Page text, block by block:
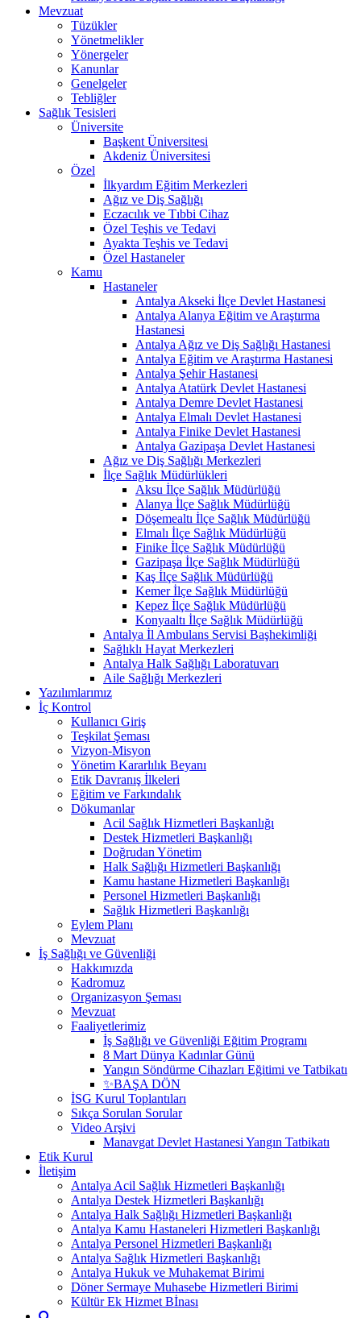
Mevzuat
Tüzükler
Yönetmelikler
Yönergeler
Kanunlar
Genelgeler
Tebliğler
Sağlık Tesisleri
Üniversite
Başkent Üniversitesi
Akdeniz Üniversitesi
Özel
İlkyardım Eğitim Merkezleri
Ağız ve Diş Sağlığı
Eczacılık ve Tıbbi Cihaz
Özel Teşhis ve Tedavi
Ayakta Teşhis ve Tedavi
Özel Hastaneler
Kamu
Hastaneler
Antalya Akseki İlçe Devlet Hastanesi
Antalya Alanya Eğitim ve Araştırma
Hastanesi
Antalya Ağız ve Diş Sağlığı Hastanesi
Antalya Eğitim ve Araştırma Hastanesi
Antalya Şehir Hastanesi
Antalya Atatürk Devlet Hastanesi
Antalya Demre Devlet Hastanesi
Antalya Elmalı Devlet Hastanesi
Antalya Finike Devlet Hastanesi
Antalya Gazipaşa Devlet Hastanesi
Ağız ve Diş Sağlığı Merkezleri
İlçe Sağlık Müdürlükleri
Aksu İlçe Sağlık Müdürlüğü
Alanya İlçe Sağlık Müdürlüğü
Döşemealtı İlçe Sağlık Müdürlüğü
Elmalı İlçe Sağlık Müdürlüğü
Finike İlçe Sağlık Müdürlüğü
Gazipaşa İlçe Sağlık Müdürlüğü
Kaş İlçe Sağlık Müdürlüğü
Kemer İlçe Sağlık Müdürlüğü
Kepez İlçe Sağlık Müdürlüğü
Konyaaltı İlçe Sağlık Müdürlüğü
Antalya İl Ambulans Servisi Başhekimliği
Sağlıklı Hayat Merkezleri
Antalya Halk Sağlığı Laboratuvarı
Aile Sağlığı Merkezleri
Yazılımlarımız
İç Kontrol
Kullanıcı Giriş
Teşkilat Şeması
Vizyon-Misyon
Yönetim Kararlılık Beyanı
Etik Davranış İlkeleri
Eğitim ve Farkındalık
Dökumanlar
Acil Sağlık Hizmetleri Başkanlığı
Destek Hizmetleri Başkanlığı
Doğrudan Yönetim
Halk Sağlığı Hizmetleri Başkanlığı
Kamu hastane Hizmetleri Başkanlığı
Personel Hizmetleri Başkanlığı
Sağlık Hizmetleri Başkanlığı
Eylem Planı
Mevzuat
İş Sağlığı ve Güvenliği
Hakkımızda
Kadromuz
Organizasyon Şeması
Mevzuat
Faaliyetlerimiz
İş Sağlığı ve Güvenliği Eğitim Programı
8 Mart Dünya Kadınlar Günü
Yangın Söndürme Cihazları Eğitimi ve Tatbikatı
✨BAŞA DÖN
İSG Kurul Toplantıları
Sıkça Sorulan Sorular
Video Arşivi
Manavgat Devlet Hastanesi Yangın Tatbikatı
Etik Kurul
İletişim
Antalya Acil Sağlık Hizmetleri Başkanlığı
Antalya Destek Hizmetleri Başkanlığı
Antalya Halk Sağlığı Hizmetleri Başkanlığı
Antalya Kamu Hastaneleri Hizmetleri Başkanlığı
Antalya Personel Hizmetleri Başkanlığı
Antalya Sağlık Hizmetleri Başkanlığı
Antalya Hukuk ve Muhakemat Birimi
Döner Sermaye Muhasebe Hizmetleri Birimi
Kültür Ek Hizmet Bİnası